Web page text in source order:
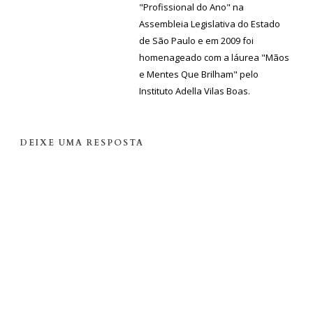
"Profissional do Ano" na
Assembleia Legislativa do Estado
de São Paulo e em 2009 foi
homenageado com a láurea "Mãos
e Mentes Que Brilham" pelo
Instituto Adella Vilas Boas.
DEIXE UMA RESPOSTA